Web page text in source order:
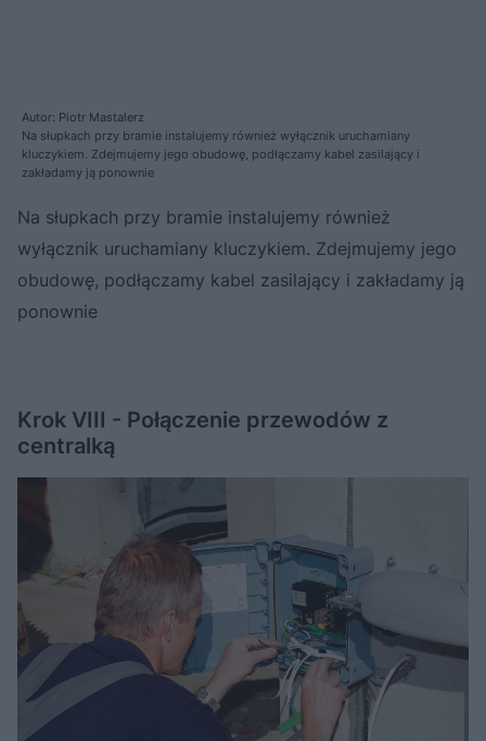
Autor: Piotr Mastalerz
Na słupkach przy bramie instalujemy również wyłącznik uruchamiany
kluczykiem. Zdejmujemy jego obudowę, podłączamy kabel zasilający i
zakładamy ją ponownie
Na słupkach przy bramie instalujemy również
wyłącznik uruchamiany kluczykiem. Zdejmujemy jego
obudowę, podłączamy kabel zasilający i zakładamy ją
ponownie
Krok VIII - Połączenie przewodów z
centralką